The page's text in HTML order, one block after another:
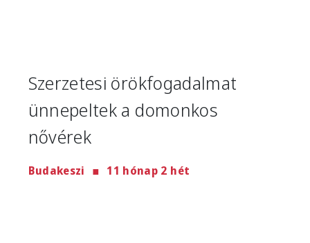
Szerzetesi örökfogadalmat
ünnepeltek a domonkos
nővérek
Budakeszi 11 hónap 2 hét